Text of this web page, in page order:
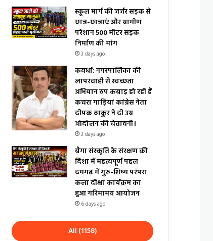
स्कूल मार्ग की जर्जर सड़क से
छात्र-छात्राएं और ग्रामीण
परेशान 500 मीटर सड़क
निर्माण की मांग
3 days ago
कवर्धा: नगरपालिका की
लापरवाही से स्वच्छता
अभियान ठप कबाड़ हो रही हैं
कचरा गाड़ियां कांग्रेस नेता
दीपक ठाकुर ने दी उग्र
आंदोलन की चेतावनी।
3 days ago
बैगा संस्कृति के संरक्षण की
दिशा में महत्वपूर्ण पहल
दमगढ़ में गुरु-शिष्य परंपरा
कला दीक्षा कार्यक्रम का
हुआ गरिमामय आयोजन
6 days ago
All (1158)